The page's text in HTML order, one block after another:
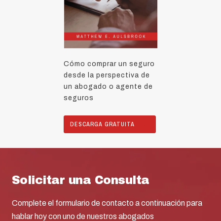
Cómo comprar un seguro
desde la perspectiva de
un abogado o agente de
seguros
DESCARGA GRATUITA
Solicitar una Consulta
Complete el formulario de contacto a continuación para
hablar hoy con uno de nuestros abogados